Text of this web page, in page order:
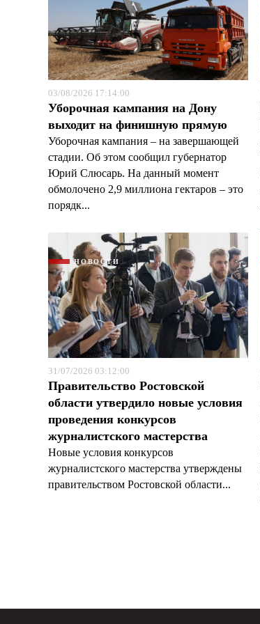
03/08/2026 17:14:00
Уборочная кампания на Дону
выходит на финишную прямую
Уборочная кампания – на завершающей
стадии. Об этом сообщил губернатор
Юрий Слюсарь. На данный момент
обмолочено 2,9 миллиона гектаров – это
порядк...
НОВОСТИ
31/07/2026 03:12:00
Правительство Ростовской
области утвердило новые условия
проведения конкурсов
журналистского мастерства
Новые условия конкурсов
журналистского мастерства утверждены
правительством Ростовской области...